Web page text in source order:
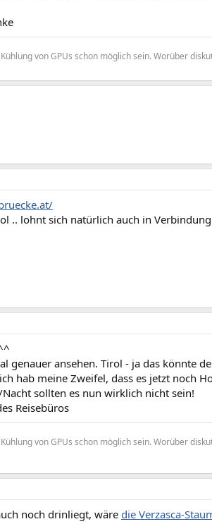
von GPUs schon möglich sein. Worüber
.. lohnt sich natürlich auch in
genauer ansehen. Tirol - ja das könnte
hab meine Zweifel, dass es jetzt noch
sollten es nun wirklich nicht sein!
Reisebüros
von GPUs schon möglich sein. Worüber
noch drinliegt, wäre die Verzasca-